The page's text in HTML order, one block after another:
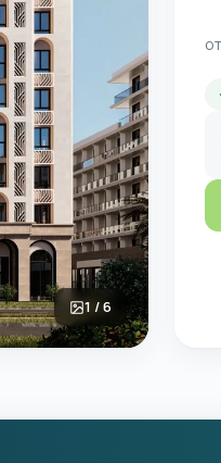
1 / 6
от